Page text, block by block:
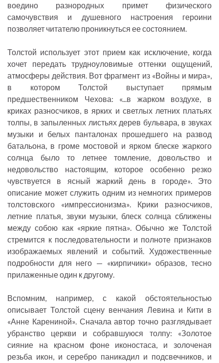
воедино разнородных примет физического
самочувствия и душевного настроения героини
позволяет читателю проникнуться ее состоянием.
Толстой использует этот прием как исключение, когда
хочет передать трудноуловимые оттенки ощущений,
атмосферы действия. Вот фрагмент из «Войны и мира»,
в котором Толстой выступает прямым
предшественником Чехова: «...в жарком воздухе, в
криках разносчиков, в ярких и светлых летних платьях
толпы, в запыленных листьях дерев бульвара, в звуках
музыки и белых панталонах прошедшего на развод
батальона, в громе мостовой и ярком блеске жаркого
солнца было то летнее томление, довольство и
недовольство настоящим, которое особенно резко
чувствуется в ясный жаркий день в городе». Это
описание может служить одним из немногих примеров
толстовского «импрессионизма». Крики разносчиков,
летние платья, звуки музыки, блеск солнца сближены
между собою как «яркие пятна». Обычно же Толстой
стремится к последовательности и полноте признаков
изображаемых явлений и событий. Художественные
подробности для него — «кирпичики» образов, тесно
прилаженные один к другому.
Вспомним, например, с какой обстоятельностью
описывает Толстой сцену венчания Левина и Кити в
«Анне Карениной». Сначала автор точно разглядывает
убранство церкви и собравшуюся толпу: «Золотое
сияние на красном фоне иконостаса, и золоченая
резьба икон, и серебро паникадил и подсвечников, и